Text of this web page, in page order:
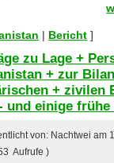
| Bericht ]
zu Lage +
+ zur
+ zivilen
und einige frühe
von: Nachtwei am
Aufrufe )